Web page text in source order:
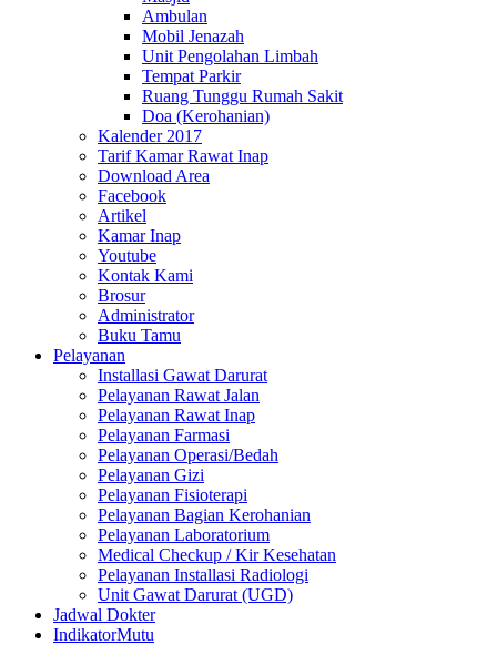
Ambulan
Mobil Jenazah
Unit Pengolahan Limbah
Tempat Parkir
Ruang Tunggu Rumah Sakit
Doa (Kerohanian)
Kalender 2017
Tarif Kamar Rawat Inap
Download Area
Facebook
Artikel
Kamar Inap
Youtube
Kontak Kami
Brosur
Administrator
Buku Tamu
Pelayanan
Installasi Gawat Darurat
Pelayanan Rawat Jalan
Pelayanan Rawat Inap
Pelayanan Farmasi
Pelayanan Operasi/Bedah
Pelayanan Gizi
Pelayanan Fisioterapi
Pelayanan Bagian Kerohanian
Pelayanan Laboratorium
Medical Checkup / Kir Kesehatan
Pelayanan Installasi Radiologi
Unit Gawat Darurat (UGD)
Jadwal Dokter
IndikatorMutu